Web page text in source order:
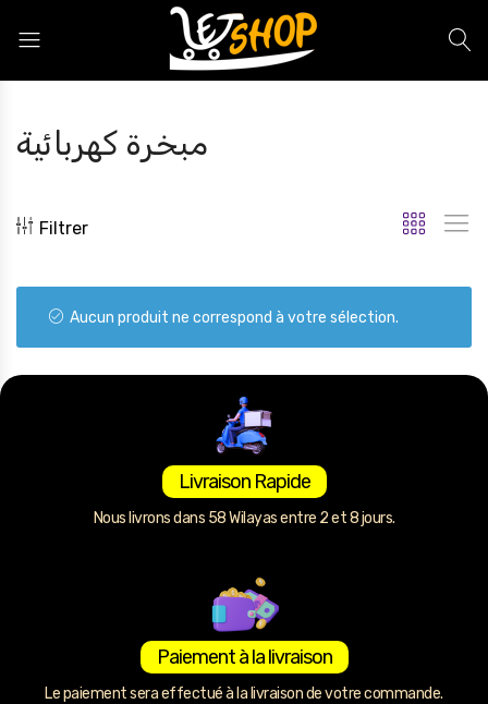
مبخرة كهربائية
Filtrer
Aucun produit ne correspond à votre sélection.
Livraison Rapide
Nous livrons dans 58 Wilayas entre 2 et 8 jours.
Paiement à la livraison
Le paiement sera effectué à la livraison de votre commande.